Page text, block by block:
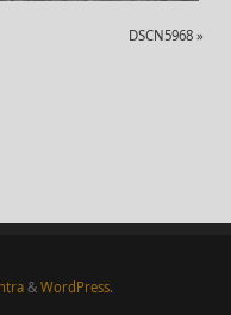
DSCN5968 »
& WordPress.